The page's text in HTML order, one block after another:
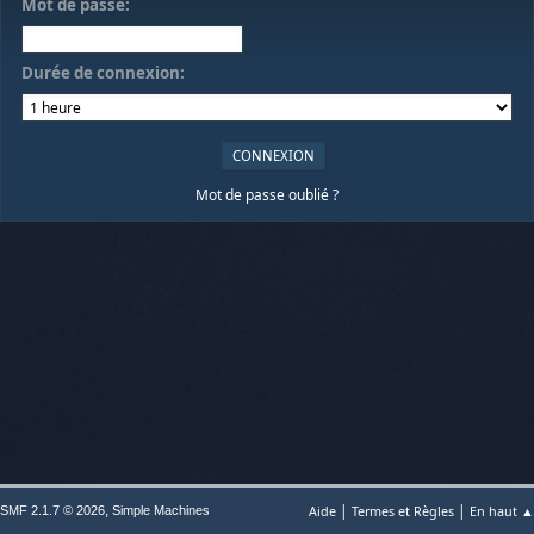
Mot de passe:
Durée de connexion:
Mot de passe oublié ?
Aide | Termes et Règles | En haut ▲
SMF 2.1.7 © 2026, Simple Machines